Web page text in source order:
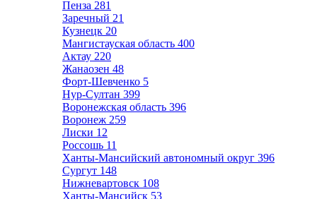
Пенза 281
Заречный 21
Кузнецк 20
Мангистауская область 400
Актау 220
Жанаозен 48
Форт-Шевченко 5
Нур-Султан 399
Воронежская область 396
Воронеж 259
Лиски 12
Россошь 11
Ханты-Мансийский автономный округ 396
Сургут 148
Нижневартовск 108
Ханты-Мансийск 53